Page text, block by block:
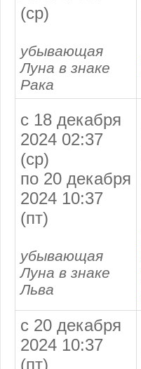
(ср)
убывающая
Луна в знаке
Рака
с 18 декабря
2024 02:37
(ср)
по 20 декабря
2024 10:37
(пт)
убывающая
Луна в знаке
Льва
с 20 декабря
2024 10:37
(пт)